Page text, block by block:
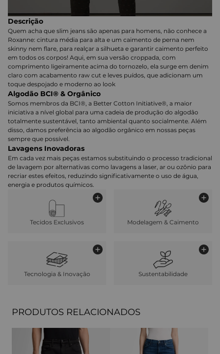
Descrição
Quem acha que slim jeans são apenas para homens, não conhece a
Roxanne: cintura média para alta e um caimento de perna nem
skinny nem flare, para realçar a silhueta e garantir caimento perfeito
em todos os corpos! Aqui, em sua versão croppada, com
comprimento ligeiramente acima do tornozelo, ela surge em denim
claro com acabamento raw cut e leves puídos, que adicionam um
toque despojado e moderno ao look
Algodão BCI® & Orgânico
Somos membros da BCI®, a Better Cotton Initiative®, a maior
iniciativa a nível global para uma cadeia de produção do algodão
totalmente sustentável, tanto ambiental quanto socialmente. Além
disso, damos preferência ao algodão orgânico em nossas peças
sempre que possível.
Lavagens Inovadoras
Em cada vez mais peças estamos substituindo o processo tradicional
de lavagem por alternativas como lavagens a laser, ar ou ozônio para
recriar estes efeitos, reduzindo significativamente o uso de água,
energia e produtos químicos.
Tecidos Exclusivos Modelagem & Caimento
Tecnologia & Inovação Sustentabilidade
PRODUTOS RELACIONADOS